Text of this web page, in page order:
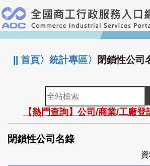
跳
到
主
要
:::
||首頁〉統計專區〉 閉鎖性公司
全
站
檢
索
【熱門查詢】公司/商業/工廠登
閉鎖性公司名錄